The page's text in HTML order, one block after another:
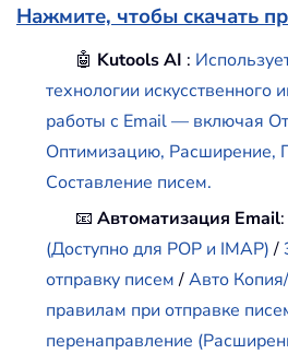
Нажмите, чтобы скачать
🤖 Kutools AI :
технологии искусственного
работы с Email — включая
Оптимизацию, Расширение,
Составление писем.
📧Автоматизация Email
(Доступно для POP и IMAP)/
отправку писем/Авто
правилам при отправке
перенаправление